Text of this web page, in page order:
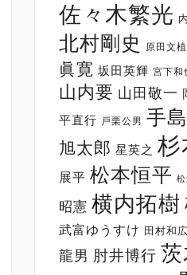
佐々木繁光
北村剛史 原田文植
眞寛 坂田英輝 宮下和
山内要 山田敬一
平直行 戸栗公男 手
旭太郎 星英之 杉
展平 松本恒平 松
昭憲 横内拓樹
武富ゆうすけ 田村和広
龍男 肘井博行